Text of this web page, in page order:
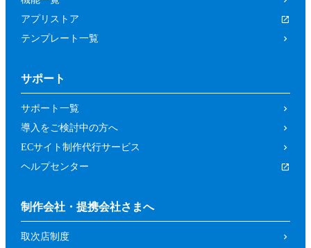
アプリストア
テンプレート一覧
サポート
サポート一覧
導入をご検討中の方へ
ECサイト制作代行サービス
ヘルプセンター
制作会社・提携会社さまへ
取次店制度